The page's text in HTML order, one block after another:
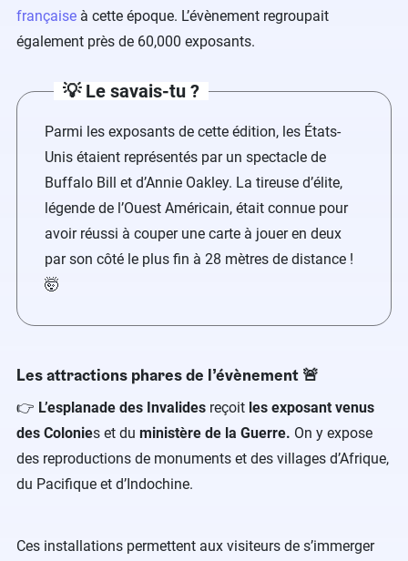
française à cette époque. L’évènement regroupait
également près de 60,000 exposants.
💡 Le savais-tu ?
Parmi les exposants de cette édition, les États-
Unis étaient représentés par un spectacle de
Buffalo Bill et d’Annie Oakley. La tireuse d’élite,
légende de l’Ouest Américain, était connue pour
avoir réussi à couper une carte à jouer en deux
par son côté le plus fin à 28 mètres de distance !
🤯
Les attractions phares de l’évènement 🚨
👉 L’esplanade des Invalides reçoit les exposant venus
des Colonies et du ministère de la Guerre. On y expose
des reproductions de monuments et des villages d’Afrique,
du Pacifique et d’Indochine.
Ces installations permettent aux visiteurs de s’immerger